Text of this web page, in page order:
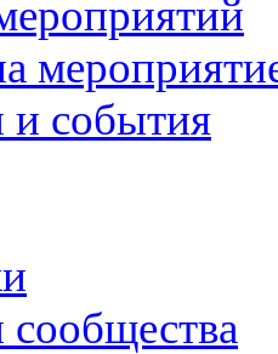
и события